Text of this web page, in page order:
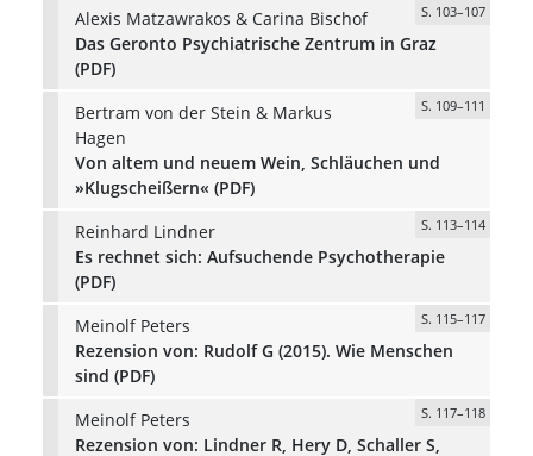
Alexis Matzawrakos & Carina Bischof
S. 103–107
Das Geronto Psychiatrische Zentrum in Graz
(PDF)
Bertram von der Stein & Markus
Hagen
S. 109–111
Von altem und neuem Wein, Schläuchen und
»Klugscheißern« (PDF)
Reinhard Lindner
S. 113–114
Es rechnet sich: Aufsuchende Psychotherapie
(PDF)
Meinolf Peters
S. 115–117
Rezension von: Rudolf G (2015). Wie Menschen
sind (PDF)
Meinolf Peters
S. 117–118
Rezension von: Lindner R, Hery D, Schaller S,